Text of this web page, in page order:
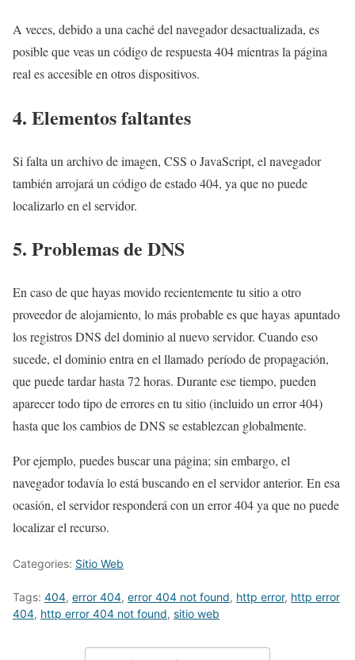
A veces, debido a una caché del navegador desactualizada, es
posible que veas un código de respuesta 404 mientras la página
real es accesible en otros dispositivos.
4. Elementos faltantes
Si falta un archivo de imagen, CSS o JavaScript, el navegador
también arrojará un código de estado 404, ya que no puede
localizarlo en el servidor.
5. Problemas de DNS
En caso de que hayas movido recientemente tu sitio a otro
proveedor de alojamiento, lo más probable es que hayas apuntado
los registros DNS del dominio al nuevo servidor. Cuando eso
sucede, el dominio entra en el llamado período de propagación,
que puede tardar hasta 72 horas. Durante ese tiempo, pueden
aparecer todo tipo de errores en tu sitio (incluido un error 404)
hasta que los cambios de DNS se establezcan globalmente.
Por ejemplo, puedes buscar una página; sin embargo, el
navegador todavía lo está buscando en el servidor anterior. En esa
ocasión, el servidor responderá con un error 404 ya que no puede
localizar el recurso.
Categories: Sitio Web
Tags: 404, error 404, error 404 not found, http error, http error
404, http error 404 not found, sitio web